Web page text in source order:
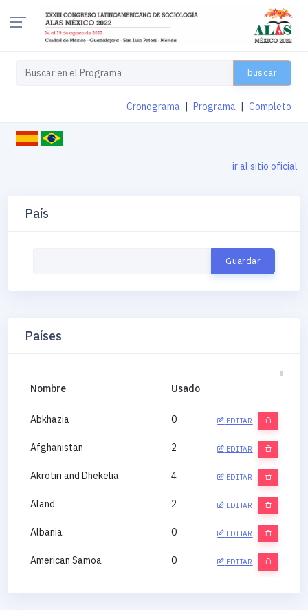
buscar
Cronograma Programa Completo
ir al sitio oficial
País
Países
Nombre Usado
Abkhazia 0 EDITAR
Afghanistan 2 EDITAR
Akrotiri and Dhekelia 4 EDITAR
Aland 2 EDITAR
Albania 0 EDITAR
American Samoa 0 EDITAR